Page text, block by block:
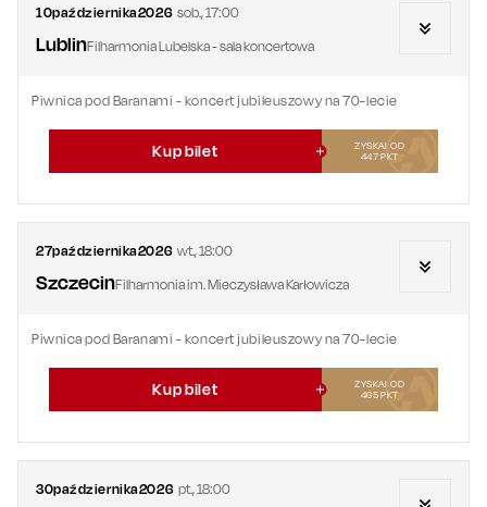
10października2026 sob.,17:00
LublinFilharmonia Lubelska - sala koncertowa
Piwnica pod Baranami - koncert jubileuszowy na 70-lecie
Kup bilet
ZYSKAJ OD
447PKT
27października2026 wt.,18:00
SzczecinFilharmonia im. Mieczysława Karłowicza
Piwnica pod Baranami - koncert jubileuszowy na 70-lecie
Kup bilet
ZYSKAJ OD
465PKT
30października2026 pt.,18:00